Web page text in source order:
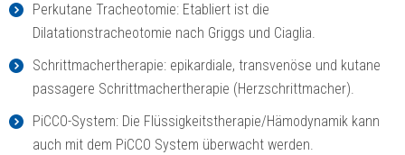
Perkutane Tracheotomie: Etabliert ist die
Dilatationstracheotomie nach Griggs und Ciaglia.
Schrittmachertherapie: epikardiale, transvenöse und kutane
passagere Schrittmachertherapie (Herzschrittmacher).
PiCCO-System: Die Flüssigkeitstherapie/Hämodynamik kann
auch mit dem PiCCO System überwacht werden.